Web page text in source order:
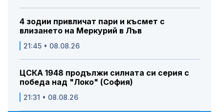
4 зодии привличат пари и късмет с
влизането на Меркурий в Лъв
21:45 • 08.08.26
ЦСКА 1948 продължи силната си серия с
победа над "Локо" (София)
21:31 • 08.08.26